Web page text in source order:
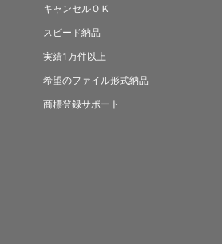
キャンセルＯＫ
スピード納品
実績1万件以上
希望のファイル形式納品
商標登録サポート